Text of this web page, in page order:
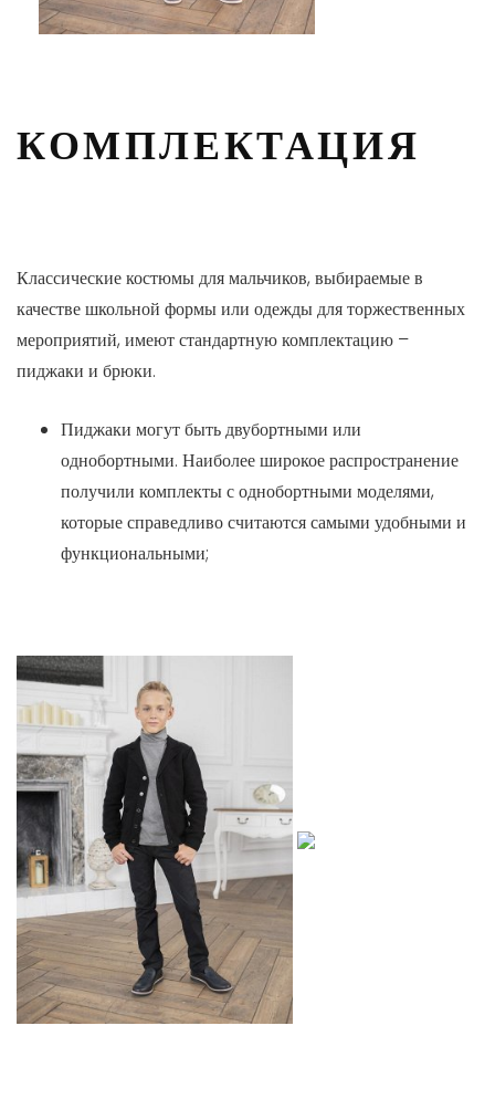
КОМПЛЕКТАЦИЯ
Классические костюмы для мальчиков, выбираемые в
качестве школьной формы или одежды для торжественных
мероприятий, имеют стандартную комплектацию –
пиджаки и брюки.
Пиджаки могут быть двубортными или
однобортными. Наиболее широкое распространение
получили комплекты с однобортными моделями,
которые справедливо считаются самыми удобными и
функциональными;